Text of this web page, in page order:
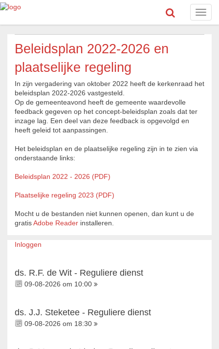
Beleidsplan 2022-2026 en
plaatselijke regeling
In zijn vergadering van oktober 2022 heeft de kerkenraad het
beleidsplan 2022-2026 vastgesteld.
Op de gemeenteavond heeft de gemeente waardevolle
feedback gegeven op het concept-beleidsplan zoals dat ter
inzage lag. Een deel van deze feedback is opgevolgd en
heeft geleid tot aanpassingen.
Het beleidsplan en de plaatselijke regeling zijn in te zien via
onderstaande links:
Beleidsplan 2022 - 2026 (PDF)
Plaatselijke regeling 2023 (PDF)
Mocht u de bestanden niet kunnen openen, dan kunt u de
gratis Adobe Reader installeren.
Inloggen
ds. R.F. de Wit - Reguliere dienst
09-08-2026 om 10:00
ds. J.J. Steketee - Reguliere dienst
09-08-2026 om 18:30